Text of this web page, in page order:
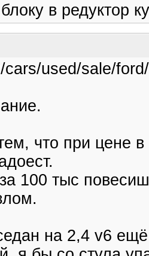
в редуктор
cars/used/sale/
что при цене в
100 тыс
на 2,4 v6